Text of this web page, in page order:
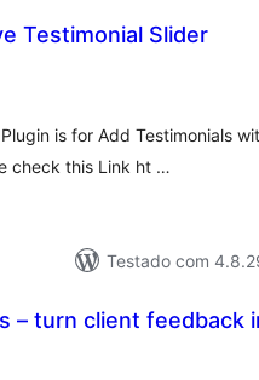
Testimonial Slider
is for Add Testimonials
check this Link ht …
Testado com
– turn client feedback